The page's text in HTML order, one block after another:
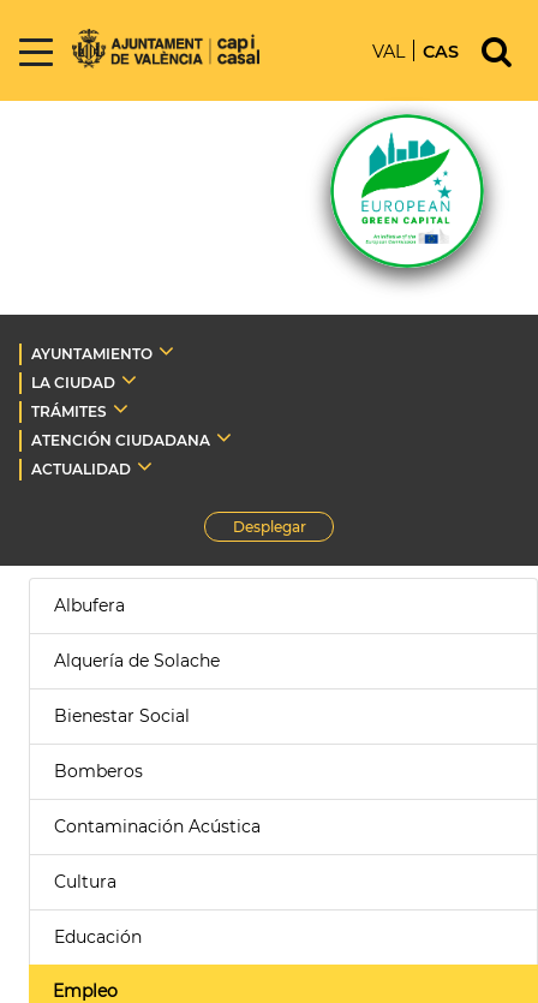
VAL CAS
AYUNTAMIENTO
LA CIUDAD
TRÁMITES
ATENCIÓN CIUDADANA
ACTUALIDAD
Desplegar
Albufera
Alquería de Solache
Bienestar Social
Bomberos
Contaminación Acústica
Cultura
Educación
Empleo